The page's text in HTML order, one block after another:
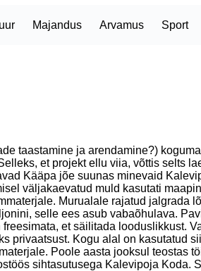
Majandus Arvamus Sport
taastamine ja arendamine?)
et projekt ellu viia, võttis selts
Kääpa jõe suunas minevaid
väljakaevatud muld kasutati
Murualale rajatud jalgrada
selle ees asub vabaõhulava.
et säilitada looduslikkust.
privaatsust. Kogu alal on kasutatud
Poole aasta jooksul teostas
sihtasutusega Kalevipoja Koda.